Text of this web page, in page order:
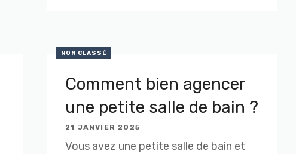
NON CLASSÉ
Comment bien agencer
une petite salle de bain ?
21 JANVIER 2025
Vous avez une petite salle de bain et